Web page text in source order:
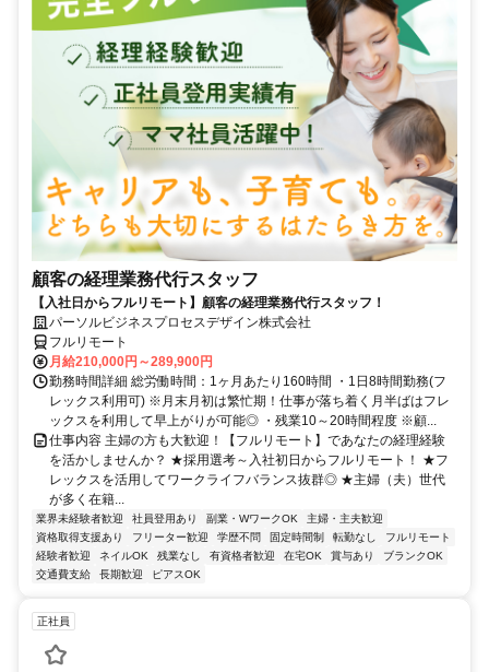
顧客の経理業務代行スタッフ
【入社日からフルリモート】顧客の経理業務代行スタッフ！
パーソルビジネスプロセスデザイン株式会社
フルリモート
月給210,000円～289,900円
勤務時間詳細 総労働時間：1ヶ月あたり160時間 ・1日8時間勤務(フ
レックス利用可) ※月末月初は繁忙期！仕事が落ち着く月半ばはフレ
ックスを利用して早上がりが可能◎ ・残業10～20時間程度 ※顧...
仕事内容 主婦の方も大歓迎！【フルリモート】であなたの経理経験
を活かしませんか？ ★採用選考～入社初日からフルリモート！ ★フ
レックスを活用してワークライフバランス抜群◎ ★主婦（夫）世代
が多く在籍...
業界未経験者歓迎 社員登用あり 副業・WワークOK
主婦・主夫歓迎
資格取得支援あり
フリーター歓迎 学歴不問 固定時間制 転勤なし
フルリモート
経験者歓迎
ネイルOK 残業なし 有資格者歓迎 在宅OK 賞与あり
ブランクOK
交通費支給
長期歓迎 ピアスOK
正社員